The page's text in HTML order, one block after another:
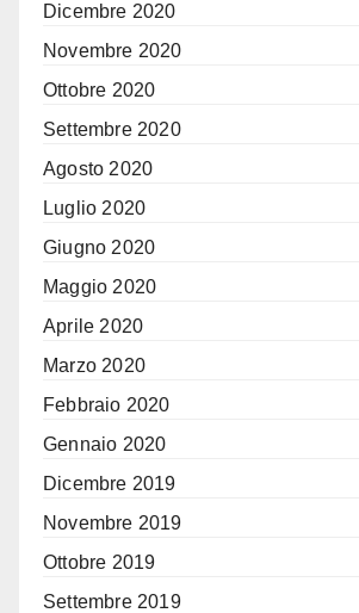
Dicembre 2020
Novembre 2020
Ottobre 2020
Settembre 2020
Agosto 2020
Luglio 2020
Giugno 2020
Maggio 2020
Aprile 2020
Marzo 2020
Febbraio 2020
Gennaio 2020
Dicembre 2019
Novembre 2019
Ottobre 2019
Settembre 2019